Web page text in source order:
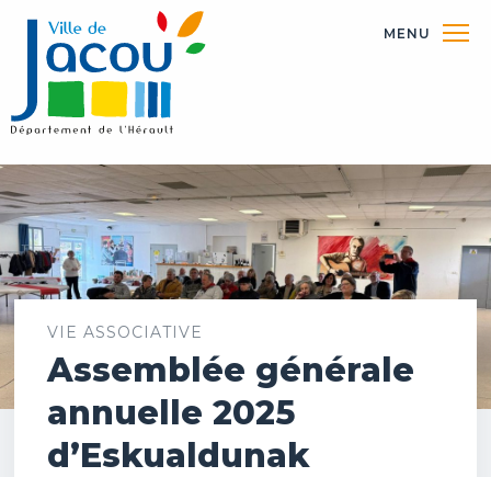
MENU
VIE ASSOCIATIVE
Assemblée générale
annuelle 2025
d’Eskualdunak